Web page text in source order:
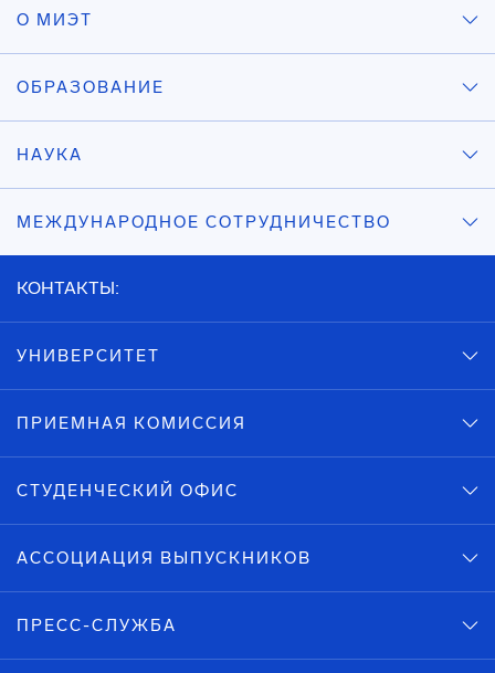
О МИЭТ
ОБРАЗОВАНИЕ
НАУКА
МЕЖДУНАРОДНОЕ СОТРУДНИЧЕСТВО
КОНТАКТЫ:
УНИВЕРСИТЕТ
ПРИЕМНАЯ КОМИССИЯ
СТУДЕНЧЕСКИЙ ОФИС
АССОЦИАЦИЯ ВЫПУСКНИКОВ
ПРЕСС-СЛУЖБА